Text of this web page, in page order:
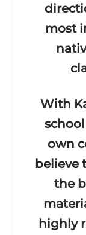
most
With
own
believe
the
highly